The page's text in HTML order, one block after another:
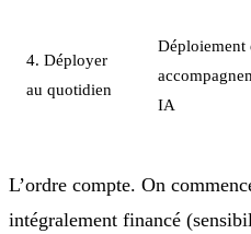
4. Déployer
au quotidien
Déploiement
IA
L’ordre compte. On
intégralement financé